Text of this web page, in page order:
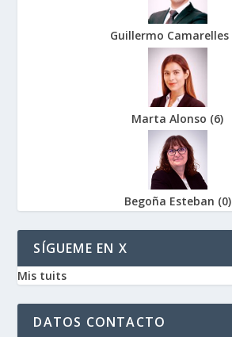
Guillermo Camarelles
Marta Alonso (6)
Begoña Esteban (0)
SÍGUEME EN X
Mis tuits
DATOS CONTACTO